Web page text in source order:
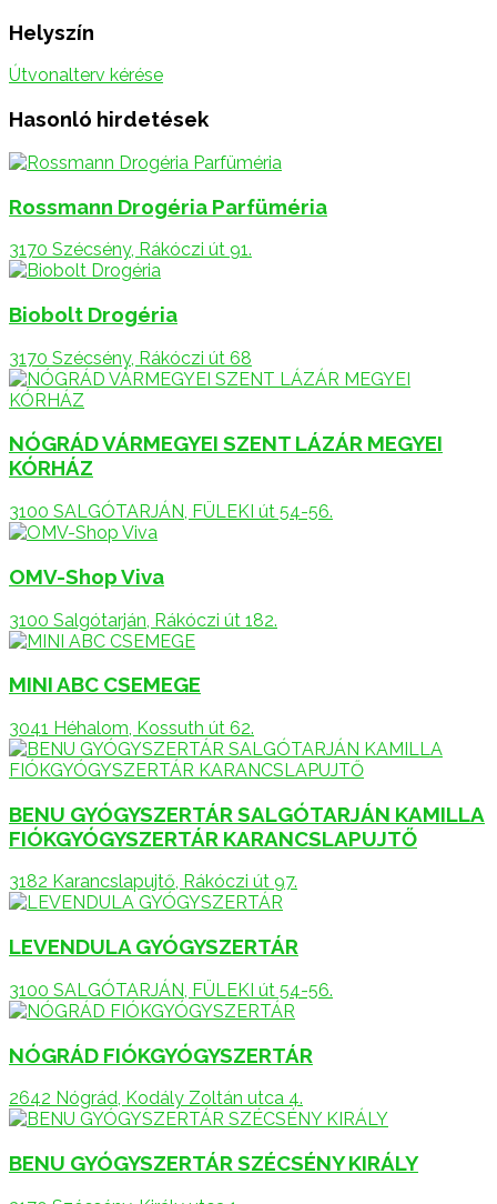
Helyszín
Útvonalterv kérése
Hasonló hirdetések
Rossmann Drogéria Parfüméria
3170 Szécsény, Rákóczi út 91.
Biobolt Drogéria
3170 Szécsény, Rákóczi út 68
NÓGRÁD VÁRMEGYEI SZENT LÁZÁR MEGYEI
KÓRHÁZ
3100 SALGÓTARJÁN, FÜLEKI út 54-56.
OMV-Shop Viva
3100 Salgótarján, Rákóczi út 182.
MINI ABC CSEMEGE
3041 Héhalom, Kossuth út 62.
BENU GYÓGYSZERTÁR SALGÓTARJÁN KAMILLA
FIÓKGYÓGYSZERTÁR KARANCSLAPUJTŐ
3182 Karancslapujtő, Rákóczi út 97.
LEVENDULA GYÓGYSZERTÁR
3100 SALGÓTARJÁN, FÜLEKI út 54-56.
NÓGRÁD FIÓKGYÓGYSZERTÁR
2642 Nógrád, Kodály Zoltán utca 4.
BENU GYÓGYSZERTÁR SZÉCSÉNY KIRÁLY